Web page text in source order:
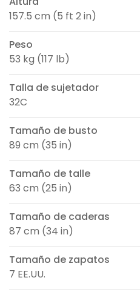
157.5 cm (5 ft 2 in)
Peso
53 kg (117 lb)
Talla de sujetador
32C
Tamaño de busto
89 cm (35 in)
Tamaño de talle
63 cm (25 in)
Tamaño de caderas
87 cm (34 in)
Tamaño de zapatos
7 EE.UU.